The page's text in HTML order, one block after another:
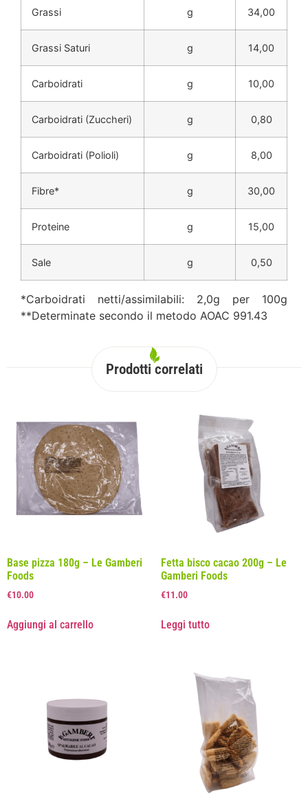
Grassi g 34,00
Grassi Saturi g 14,00
Carboidrati g 10,00
Carboidrati (Zuccheri) g 0,80
Carboidrati (Polioli) g 8,00
Fibre* g 30,00
Proteine g 15,00
Sale g 0,50
*Carboidrati netti/assimilabili: 2,0g per 100g
**Determinate secondo il metodo AOAC 991.43
Prodotti correlati
Base pizza 180g – Le Gamberi
Foods
€10.00
Aggiungi al carrello
Fetta bisco cacao 200g – Le
Gamberi Foods
€11.00
Leggi tutto